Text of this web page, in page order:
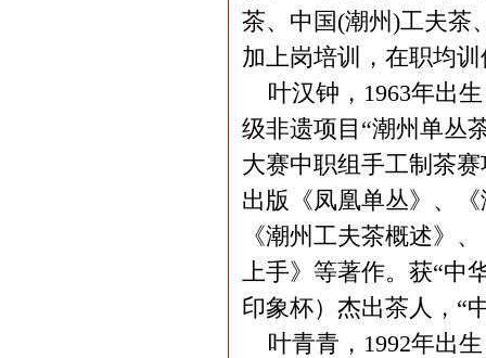
茶、中国(潮州)工夫茶
加上岗培训，在职均
叶汉钟，1963年出生
级非遗项目“潮州单丛
大赛中职组手工制茶
出版《凤凰单丛》、
《潮州工夫茶概述》
上手》等著作。获“中
印象杯）杰出茶人，
叶青青，1992年出生